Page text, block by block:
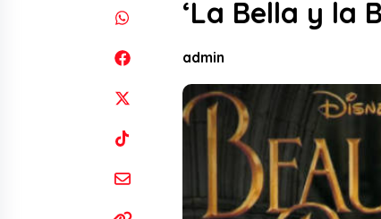
‘La Bella y la
admin